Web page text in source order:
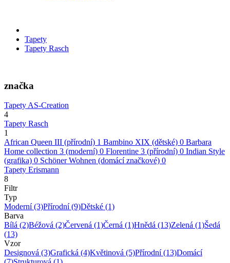
Tapety
Tapety Rasch
značka
Tapety AS-Creation
4
Tapety Rasch
1
African Queen III (přírodní) 1 Bambino XIX (dětské) 0 Barbara
Home collection 3 (moderní) 0 Florentine 3 (přírodní) 0 Indian Style
(grafika) 0 Schöner Wohnen (domácí značkové) 0
Tapety Erismann
8
Filtr
Typ
Moderní(3)Přírodní(9)Dětské (1)
Barva
Bílá (2)Béžová (2)Červená (1)Černá (1)Hnědá (13)Zelená (1)Šedá
(13)
Vzor
Designová (3)Grafická (4)Květinová (5)Přírodní(13)Domácí